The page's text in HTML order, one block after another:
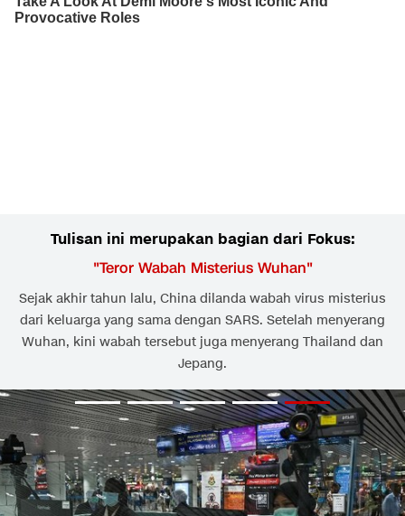
Tulisan ini merupakan bagian dari Fokus:
"Teror Wabah Misterius Wuhan"
Sejak akhir tahun lalu, China dilanda wabah virus misterius
dari keluarga yang sama dengan SARS. Setelah menyerang
Wuhan, kini wabah tersebut juga menyerang Thailand dan
Jepang.